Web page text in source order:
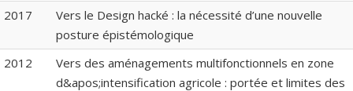
2017
Vers le Design hacké : la nécessité d’une nouvelle
posture épistémologique
2012
Vers des aménagements multifonctionnels en zone
d&apos;intensification agricole : portée et limites des